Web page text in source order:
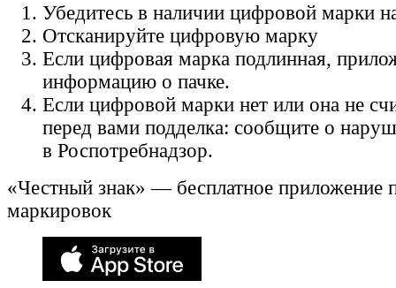
Убедитесь в наличии цифровой марки
Отсканируйте цифровую марку
Если цифровая марка подлинная,
информацию о пачке.
Если цифровой марки нет или она не
перед вами подделка: сообщите о
в Роспотребнадзор.
«Честный знак» — бесплатное приложение
маркировок